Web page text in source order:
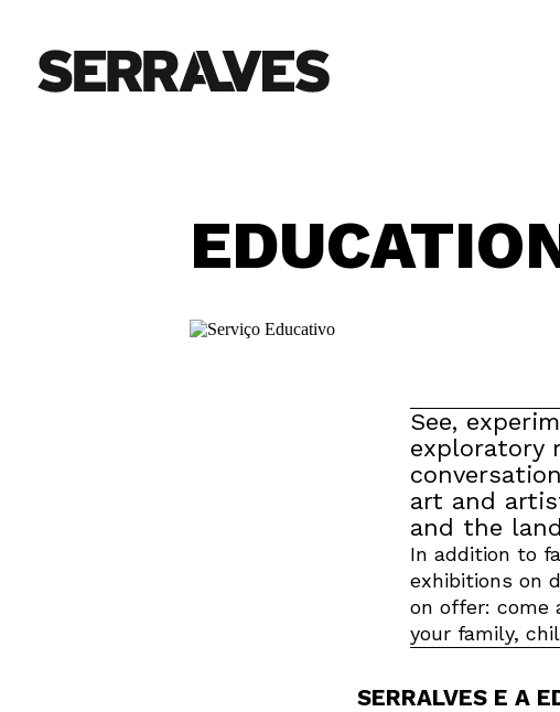
See,
exploratory
art and
and the
In addition to
exhibitions on
on offer: come
your family,
SERRALVES E A